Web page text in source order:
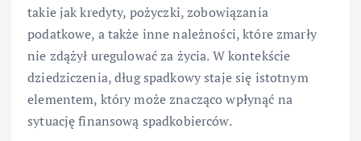
takie jak kredyty, pożyczki, zobowiązania
podatkowe, a także inne należności, które zmarły
nie zdążył uregulować za życia. W kontekście
dziedziczenia, dług spadkowy staje się istotnym
elementem, który może znacząco wpłynąć na
sytuację finansową spadkobierców.